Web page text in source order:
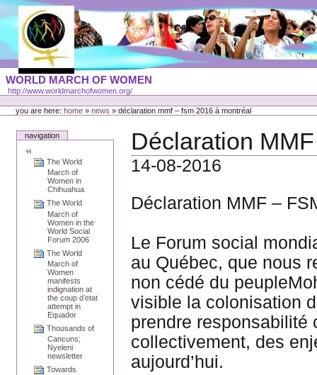
Skip
content
Portal
Languages
WORLD MARCH OF WOMEN
http://www.worldmarchofwomen.org/
Personal
toolsyou are here:home » news »déclaration mmf – fsm 2016 à montréal
navigation
The World
March of
Women in
Chihuahua
The World
March of
Women in the
World Social
Forum 2006
The World
March of
Women
manifests
indignation at
the coup d’etat
attempt in
Equador
Thousands of
Cancuns;
Nyeleni
newsletter
Towards
Déclaration
14-08-2016
Déclaration MMF –
Le Forum social
au Québec, que nous
non cédé du
visible la colonisation
prendre responsabilité
collectivement, des
aujourd’hui.